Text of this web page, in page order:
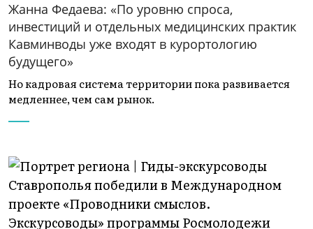
Жанна Федаева: «По уровню спроса,
инвестиций и отдельных медицинских практик
Кавминводы уже входят в курортологию
будущего»
Но кадровая система территории пока развивается
медленнее, чем сам рынок.